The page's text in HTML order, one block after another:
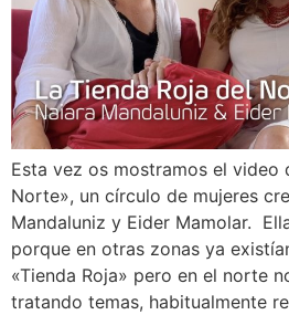
Esta vez os mostramos el video
Norte», un círculo de mujeres
Mandaluniz y Eider Mamolar.
porque en otras zonas ya
«Tienda Roja» pero en el norte
tratando temas, habitualmente